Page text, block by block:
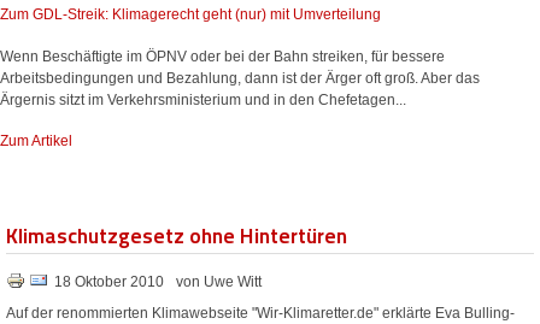
Zum GDL-Streik: Klimagerecht geht (nur) mit Umverteilung
Wenn Beschäftigte im ÖPNV oder bei der Bahn streiken, für bessere
Arbeitsbedingungen und Bezahlung, dann ist der Ärger oft groß. Aber das
Ärgernis sitzt im Verkehrsministerium und in den Chefetagen...
Zum Artikel
Klimaschutzgesetz ohne Hintertüren
18 Oktober 2010
von Uwe Witt
Auf der renommierten Klimawebseite "Wir-Klimaretter.de" erklärte Eva Bulling-